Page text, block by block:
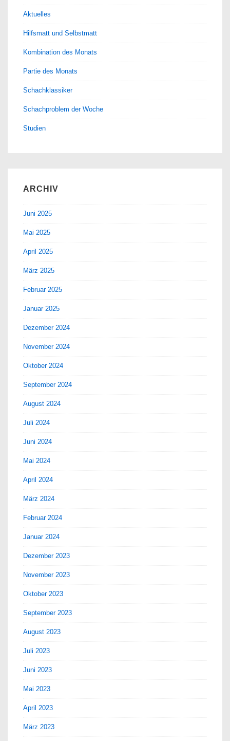
Aktuelles
Hilfsmatt und Selbstmatt
Kombination des Monats
Partie des Monats
Schachklassiker
Schachproblem der Woche
Studien
ARCHIV
Juni 2025
Mai 2025
April 2025
März 2025
Februar 2025
Januar 2025
Dezember 2024
November 2024
Oktober 2024
September 2024
August 2024
Juli 2024
Juni 2024
Mai 2024
April 2024
März 2024
Februar 2024
Januar 2024
Dezember 2023
November 2023
Oktober 2023
September 2023
August 2023
Juli 2023
Juni 2023
Mai 2023
April 2023
März 2023